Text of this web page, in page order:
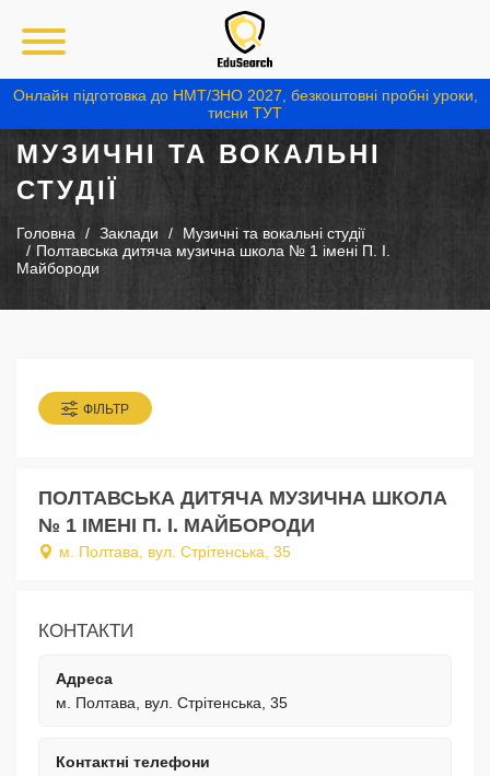
Онлайн підготовка до НМТ/ЗНО 2027, безкоштовні пробні уроки,
тисни ТУТ
МУЗИЧНІ ТА ВОКАЛЬНІ
СТУДІЇ
Головна Заклади
Музичні та вокальні студії
Полтавська дитяча музична школа № 1 імені П. І.
Майбороди
ФІЛЬТР
ПОЛТАВСЬКА ДИТЯЧА МУЗИЧНА ШКОЛА
№ 1 ІМЕНІ П. І. МАЙБОРОДИ
м. Полтава, вул. Стрiтенська, 35
КОНТАКТИ
Адреса
м. Полтава, вул. Стрiтенська, 35
Контактні телефони